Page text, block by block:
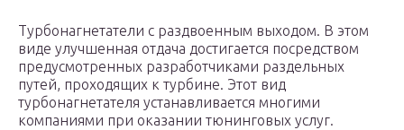
Турбонагнетатели с раздвоенным выходом. В этом
виде улучшенная отдача достигается посредством
предусмотренных разработчиками раздельных
путей, проходящих к турбине. Этот вид
турбонагнетателя устанавливается многими
компаниями при оказании тюнинговых услуг.